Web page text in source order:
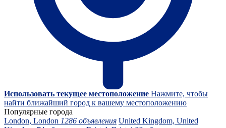
Использовать текущее местоположение Нажмите, чтобы
найти ближайший город к вашему местоположению
Популярные города
London, London 1286 объявления United Kingdom, United